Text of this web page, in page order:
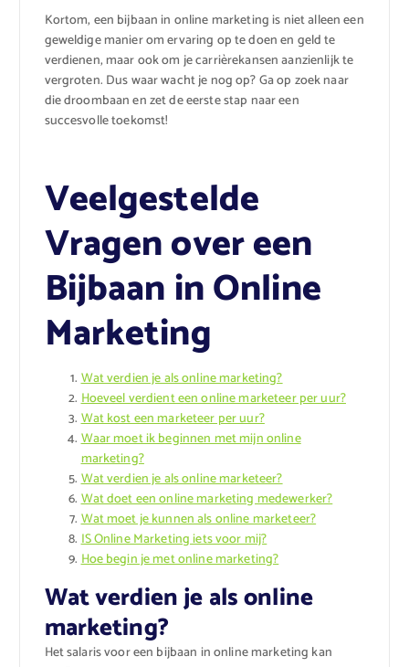
Kortom, een bijbaan in online marketing is niet alleen een
geweldige manier om ervaring op te doen en geld te
verdienen, maar ook om je carrièrekansen aanzienlijk te
vergroten. Dus waar wacht je nog op? Ga op zoek naar
die droombaan en zet de eerste stap naar een
succesvolle toekomst!
Veelgestelde
Vragen over een
Bijbaan in Online
Marketing
Wat verdien je als online marketing?
Hoeveel verdient een online marketeer per uur?
Wat kost een marketeer per uur?
Waar moet ik beginnen met mijn online
marketing?
Wat verdien je als online marketeer?
Wat doet een online marketing medewerker?
Wat moet je kunnen als online marketeer?
IS Online Marketing iets voor mij?
Hoe begin je met online marketing?
Wat verdien je als online
marketing?
Het salaris voor een bijbaan in online marketing kan